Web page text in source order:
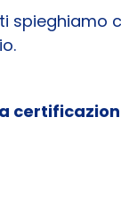
spieghiamo